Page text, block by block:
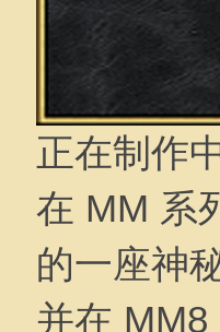
正在制作
在 MM 系
的一座神
并在